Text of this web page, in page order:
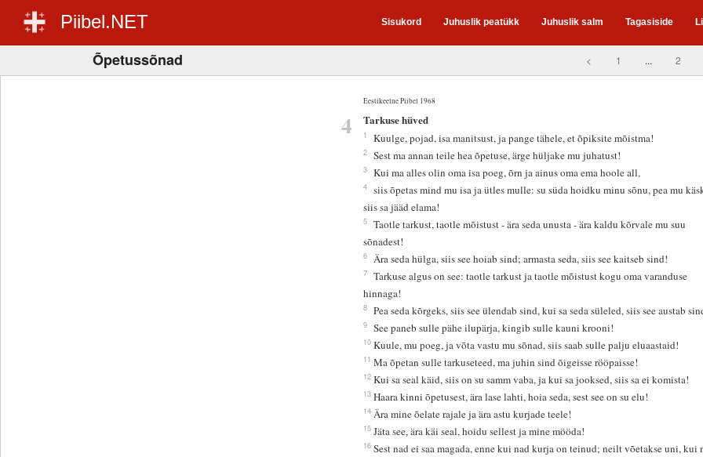
Piibel.NET Sisukord Juhuslik peatükk Juhuslik salm Tagasiside
Õpetussõnad < 1 ... 2
Eestikeelne Piibel 1968
4 Tarkuse hüved
1 Kuulge, pojad, isa manitsust, ja pange tähele, et õpiksite mõistma!
2 Sest ma annan teile hea õpetuse, ärge hüljake mu juhatust!
3 Kui ma alles olin oma isa poeg, õrn ja ainus oma ema hoole all,
4
siis õpetas mind mu isa ja ütles mulle: su süda hoidku minu sõnu, pea mu
siis sa jääd elama!
5
Taotle tarkust, taotle mõistust - ära seda unusta - ära kaldu kõrvale mu suu
sõnadest!
6 Ära seda hülga, siis see hoiab sind; armasta seda, siis see kaitseb sind!
7
Tarkuse algus on see: taotle tarkust ja taotle mõistust kogu oma varanduse
hinnaga!
8 Pea seda kõrgeks, siis see ülendab sind, kui sa seda süleled, siis see austab
9 See paneb sulle pähe ilupärja, kingib sulle kauni krooni!
10 Kuule, mu poeg, ja võta vastu mu sõnad, siis saab sulle palju eluaastaid!
11 Ma õpetan sulle tarkuseteed, ma juhin sind õigeisse rööpaisse!
12 Kui sa seal käid, siis on su samm vaba, ja kui sa jooksed, siis sa ei komista!
13 Haara kinni õpetusest, ära lase lahti, hoia seda, sest see on su elu!
14 Ära mine õelate rajale ja ära astu kurjade teele!
15 Jäta see, ära käi seal, hoidu sellest ja mine mööda!
16 Sest nad ei saa magada, enne kui nad kurja on teinud; neilt võetakse uni, kui